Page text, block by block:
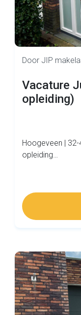
Door JIP
Vacature
opleiding)
Hoogeveen | 32-
opleiding…